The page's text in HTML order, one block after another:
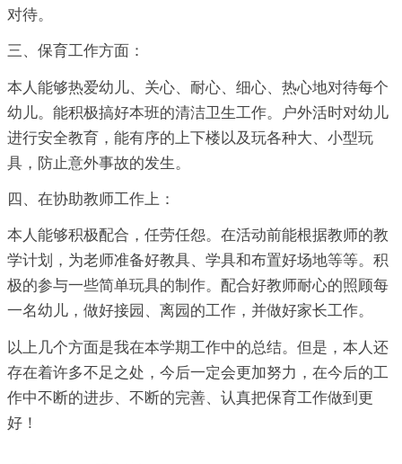
对待。
三、保育工作方面：
本人能够热爱幼儿、关心、耐心、细心、热心地对待每个
幼儿。能积极搞好本班的清洁卫生工作。户外活时对幼儿
进行安全教育，能有序的上下楼以及玩各种大、小型玩
具，防止意外事故的发生。
四、在协助教师工作上：
本人能够积极配合，任劳任怨。在活动前能根据教师的教
学计划，为老师准备好教具、学具和布置好场地等等。积
极的参与一些简单玩具的制作。配合好教师耐心的照顾每
一名幼儿，做好接园、离园的工作，并做好家长工作。
以上几个方面是我在本学期工作中的总结。但是，本人还
存在着许多不足之处，今后一定会更加努力，在今后的工
作中不断的进步、不断的完善、认真把保育工作做到更
好！